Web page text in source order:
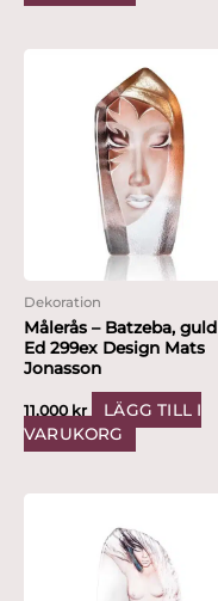
Dekoration
Målerås – Batzeba, guld Ltd
Ed 299ex Design Mats
Jonasson
11,000 kr
LÄGG TILL I
VARUKORG